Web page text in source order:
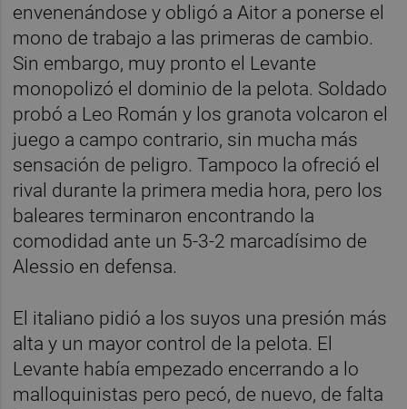
envenenándose y obligó a Aitor a ponerse el
mono de trabajo a las primeras de cambio.
Sin embargo, muy pronto el Levante
monopolizó el dominio de la pelota. Soldado
probó a Leo Román y los granota volcaron el
juego a campo contrario, sin mucha más
sensación de peligro. Tampoco la ofreció el
rival durante la primera media hora, pero los
baleares terminaron encontrando la
comodidad ante un 5-3-2 marcadísimo de
Alessio en defensa.
El italiano pidió a los suyos una presión más
alta y un mayor control de la pelota. El
Levante había empezado encerrando a lo
malloquinistas pero pecó, de nuevo, de falta